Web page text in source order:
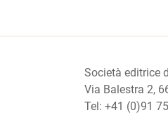
Società editrice
Via Balestra 2,
Tel: +41 (0)91